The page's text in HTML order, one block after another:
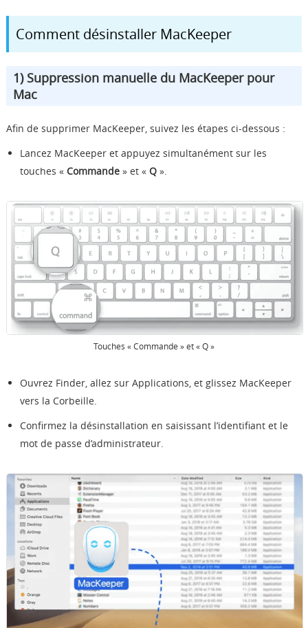
Comment désinstaller MacKeeper
1) Suppression manuelle du MacKeeper pour
Mac
Afin de supprimer MacKeeper, suivez les étapes ci-dessous :
Lancez MacKeeper et appuyez simultanément sur les
touches « Commande» et « Q».
Touches « Commande » et « Q »
Ouvrez Finder, allez sur Applications, et glissez MacKeeper
vers la Corbeille.
Confirmez la désinstallation en saisissant l’identifiant et le
mot de passe d’administrateur.